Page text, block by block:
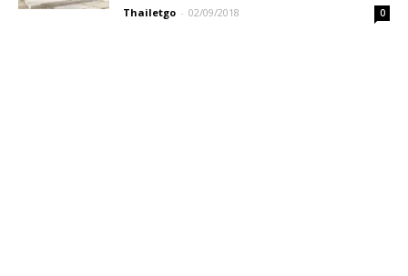
Thailetgo - 02/09/2018 0